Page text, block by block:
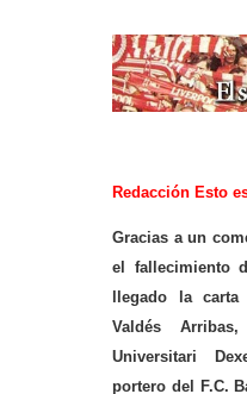
Redacción Esto
Gracias a un
el fallecimiento
llegado la
Valdés
Universitari
portero del F.C.